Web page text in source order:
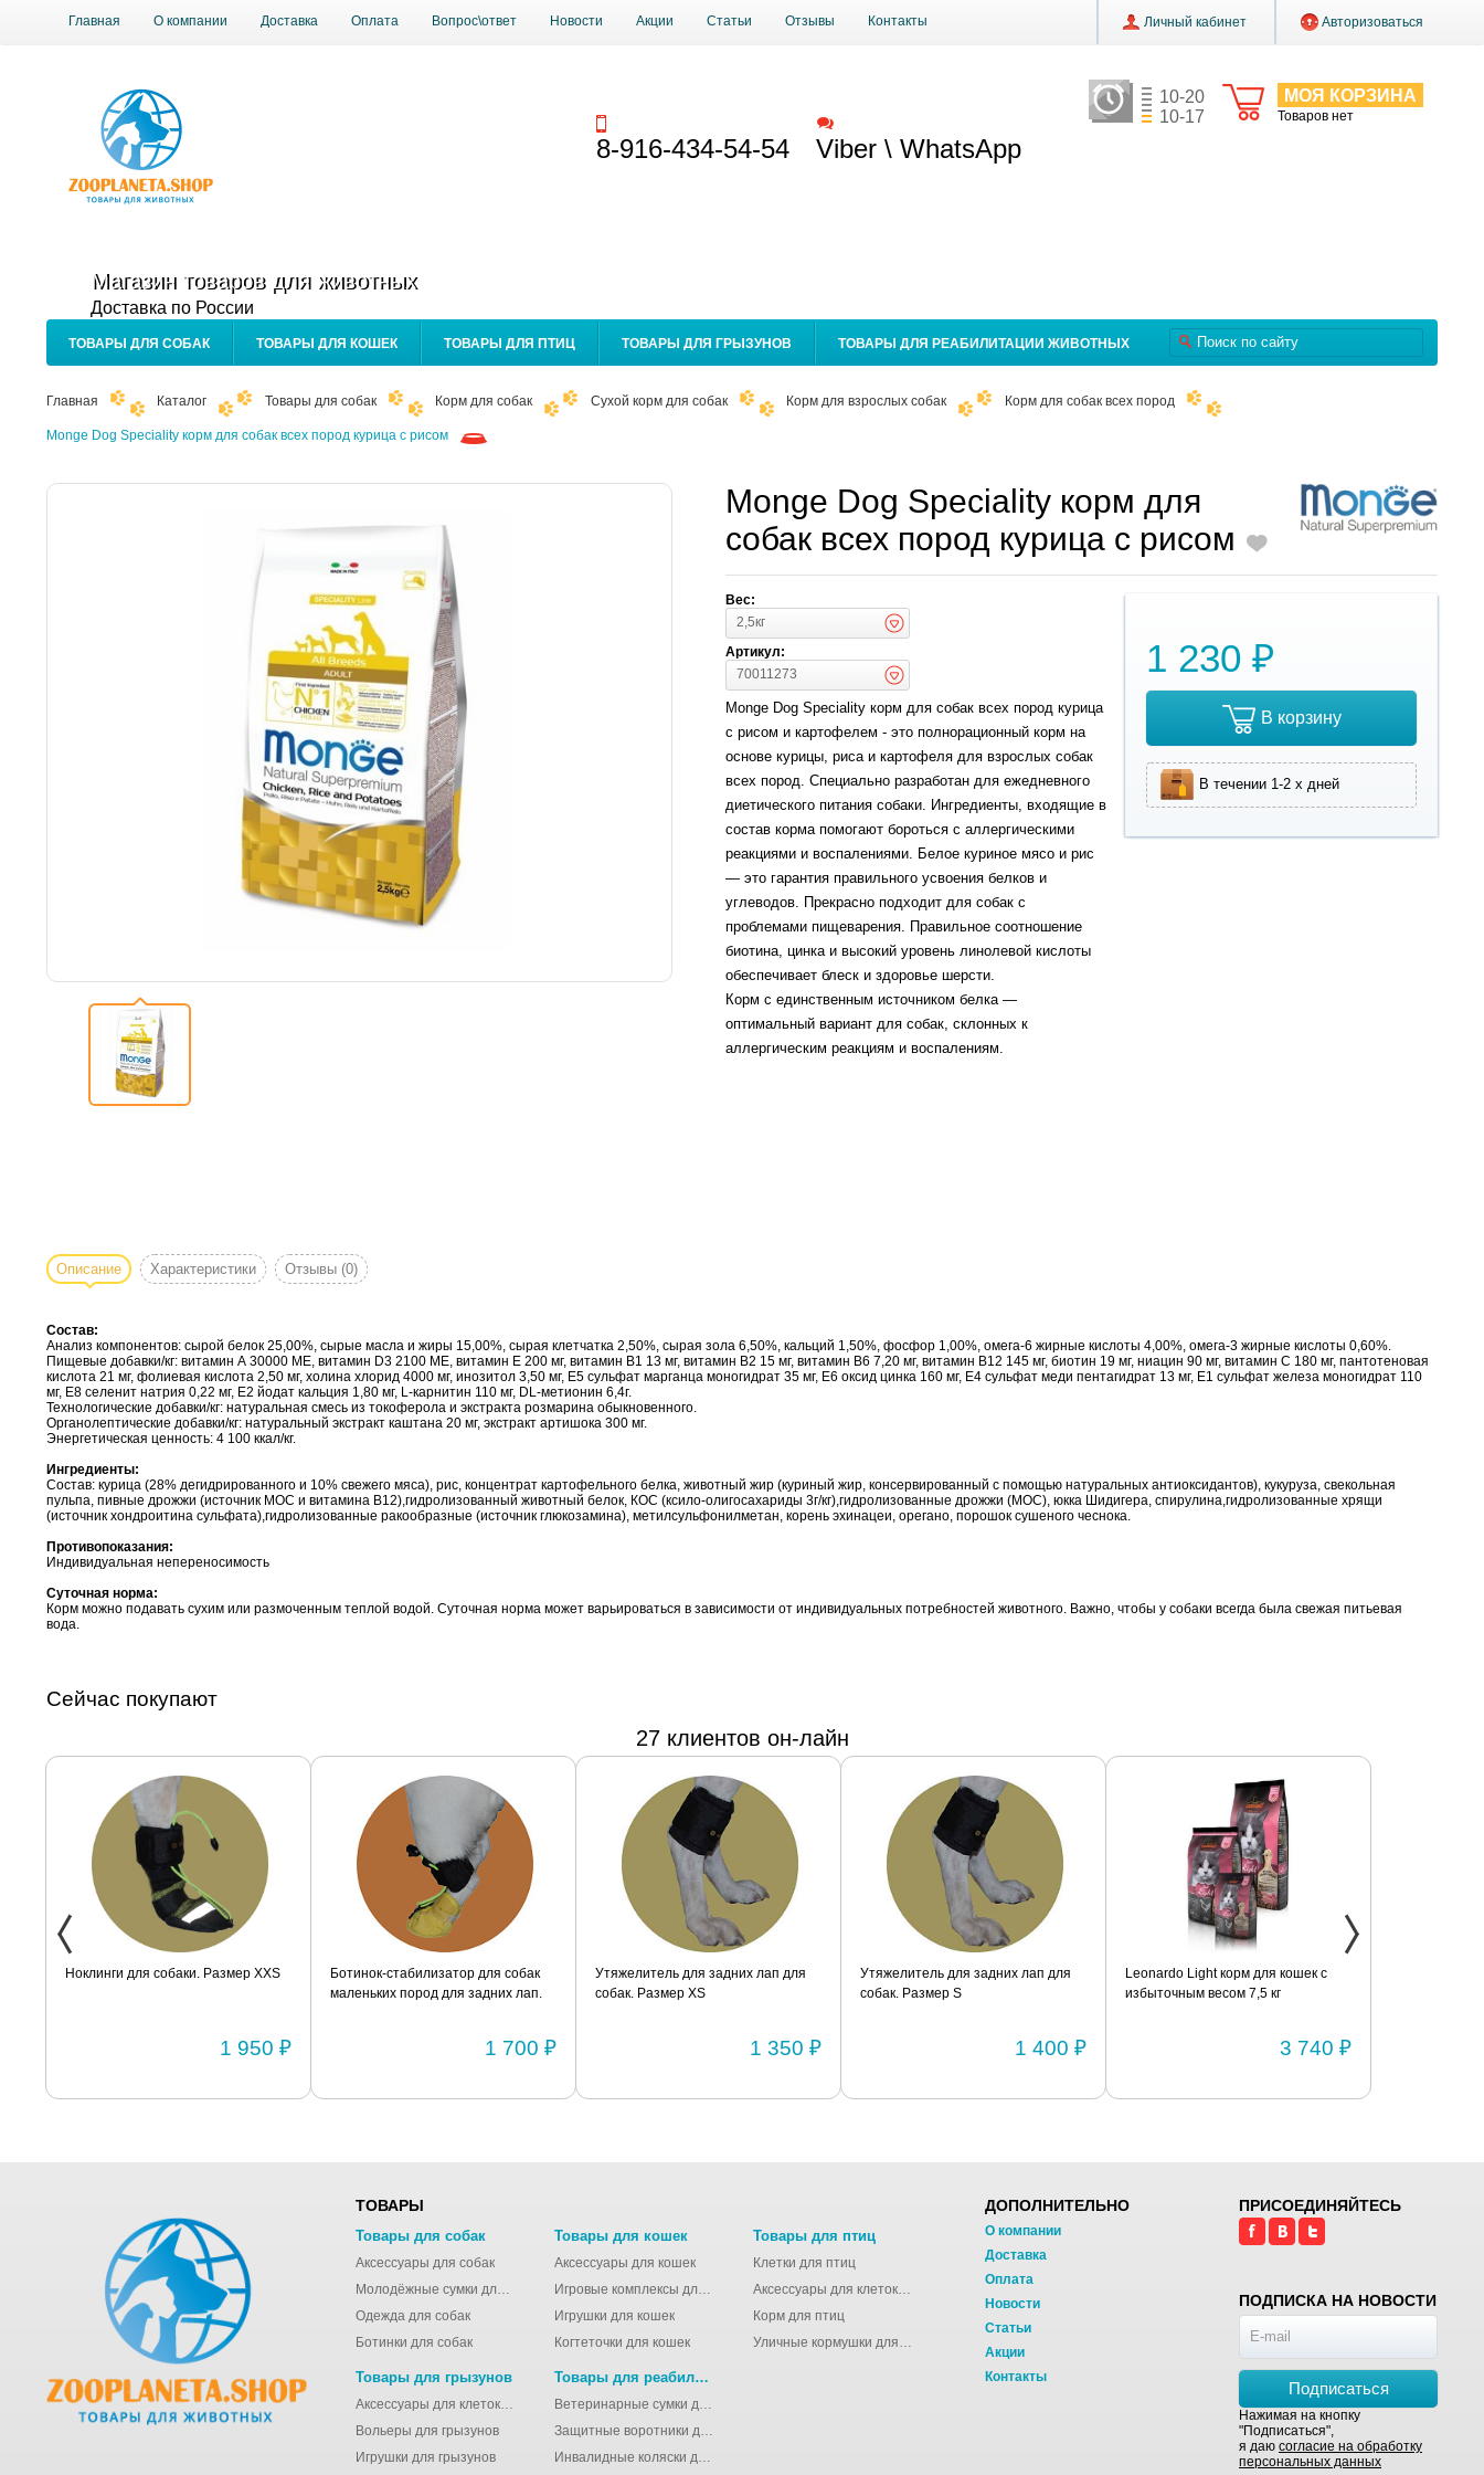
Главная О компании Доставка Оплата Вопрос\ответ Новости Акции Статьи Отзывы Контакты Личный кабинет Авторизоваться
МОЯ КОРЗИНА
Товаров нет
10-20
10-17
Магазин товаров для животных
Доставка по России
8-916-434-54-54 Viber \ WhatsApp
ТОВАРЫ ДЛЯ СОБАК ТОВАРЫ ДЛЯ КОШЕК ТОВАРЫ ДЛЯ ПТИЦ ТОВАРЫ ДЛЯ ГРЫЗУНОВ ТОВАРЫ ДЛЯ РЕАБИЛИТАЦИИ ЖИВОТНЫХ
Главная Каталог Товары для собак Корм для собак Сухой корм для собак Корм для взрослых собак Корм для собак всех пород
Monge Dog Speciality корм для собак всех пород курица с рисом
Monge Dog Speciality корм для
собак всех пород курица с рисом
Вес:
2,5кг
Артикул:
70011273
1 230 ₽
В корзину
В течении 1-2 х дней
Monge Dog Speciality корм для собак всех пород курица
с рисом и картофелем - это полнорационный корм на
основе курицы, риса и картофеля для взрослых собак
всех пород. Специально разработан для ежедневного
диетического питания собаки. Ингредиенты, входящие в
состав корма помогают бороться с аллергическими
реакциями и воспалениями. Белое куриное мясо и рис
— это гарантия правильного усвоения белков и
углеводов. Прекрасно подходит для собак с
проблемами пищеварения. Правильное соотношение
биотина, цинка и высокий уровень линолевой кислоты
обеспечивает блеск и здоровье шерсти.
Корм с единственным источником белка —
оптимальный вариант для собак, склонных к
аллергическим реакциям и воспалениям.
Описание Характеристики Отзывы (0)
Состав:
Анализ компонентов: сырой белок 25,00%, сырые масла и жиры 15,00%, сырая клетчатка 2,50%, сырая зола 6,50%, кальций 1,50%, фосфор 1,00%, омега-6 жирные кислоты 4,00%, омега-3 жирные кислоты 0,60%.
Пищевые добавки/кг: витамин А 30000 МЕ, витамин D3 2100 МЕ, витамин Е 200 мг, витамин В1 13 мг, витамин В2 15 мг, витамин В6 7,20 мг, витамин В12 145 мг, биотин 19 мг, ниацин 90 мг, витамин С 180 мг, пантотеновая
кислота 21 мг, фолиевая кислота 2,50 мг, холина хлорид 4000 мг, инозитол 3,50 мг, Е5 сульфат марганца моногидрат 35 мг, Е6 оксид цинка 160 мг, Е4 сульфат меди пентагидрат 13 мг, Е1 сульфат железа моногидрат 110
мг, Е8 селенит натрия 0,22 мг, Е2 йодат кальция 1,80 мг, L-карнитин 110 мг, DL-метионин 6,4г.
Технологические добавки/кг: натуральная смесь из токоферола и экстракта розмарина обыкновенного.
Органолептические добавки/кг: натуральный экстракт каштана 20 мг, экстракт артишока 300 мг.
Энергетическая ценность: 4 100 ккал/кг.
Ингредиенты:
Состав: курица (28% дегидрированного и 10% свежего мяса), рис, концентрат картофельного белка, животный жир (куриный жир, консервированный с помощью натуральных антиоксидантов), кукуруза, свекольная
пульпа, пивные дрожжи (источник МОС и витамина B12),гидролизованный животный белок, КОС (ксило-олигосахариды 3г/кг),гидролизованные дрожжи (МОС), юкка Шидигера, спирулина,гидролизованные хрящи
(источник хондроитина сульфата),гидролизованные ракообразные (источник глюкозамина), метилсульфонилметан, корень эхинацеи, орегано, порошок сушеного чеснока.
Противопоказания:
Индивидуальная непереносимость
Суточная норма:
Корм можно подавать сухим или размоченным теплой водой. Суточная норма может варьироваться в зависимости от индивидуальных потребностей животного. Важно, чтобы у собаки всегда была свежая питьевая
вода.
Сейчас покупают
27 клиентов он-лайн
Ноклинги для собаки. Размер XXS
1 950 ₽
Ботинок-стабилизатор для собак
маленьких пород для задних лап.
1 700 ₽
Утяжелитель для задних лап для
собак. Размер XS
1 350 ₽
Утяжелитель для задних лап для
собак. Размер S
1 400 ₽
Leonardo Light корм для кошек с
избыточным весом 7,5 кг
3 740 ₽
ТОВАРЫ
Товары для собак
Аксессуары для собак
Молодёжные сумки для девушек
Одежда для собак
Ботинки для собак
Товары для кошек
Аксессуары для кошек
Игровые комплексы для кошек
Игрушки для кошек
Когтеточки для кошек
Товары для птиц
Клетки для птиц
Аксессуары для клеток для птиц
Корм для птиц
Уличные кормушки для птиц
Товары для грызунов
Аксессуары для клеток для грызунов
Вольеры для грызунов
Игрушки для грызунов
Товары для реабилитации животных
Ветеринарные сумки для животных
Защитные воротники для животных
Инвалидные коляски для животных
ДОПОЛНИТЕЛЬНО
О компании
Доставка
Оплата
Новости
Статьи
Акции
Контакты
ПРИСОЕДИНЯЙТЕСЬ
ПОДПИСКА НА НОВОСТИ
Подписаться
Нажимая на кнопку
"Подписаться",
я даю согласие на обработку
персональных данных